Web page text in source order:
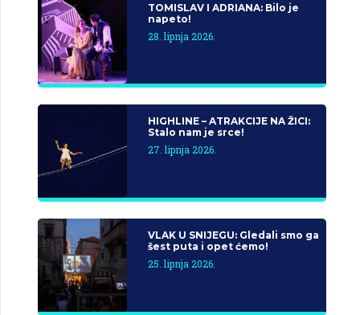
TOMISLAV I ADRIANA: Bilo je
napeto!
28. lipnja 2026.
HIGHLINE – ATRAKCIJE NA ŽICI:
Stalo nam je srce!
27. lipnja 2026.
VLAK U SNIJEGU: Gledali smo ga
šest puta i opet ćemo!
25. lipnja 2026.